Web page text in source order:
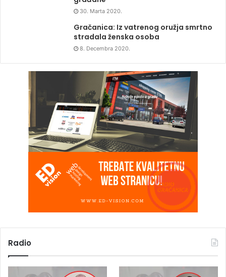
30. Marta 2020.
Gračanica: Iz vatrenog oružja smrtno
stradala ženska osoba
8. Decembra 2020.
Radio